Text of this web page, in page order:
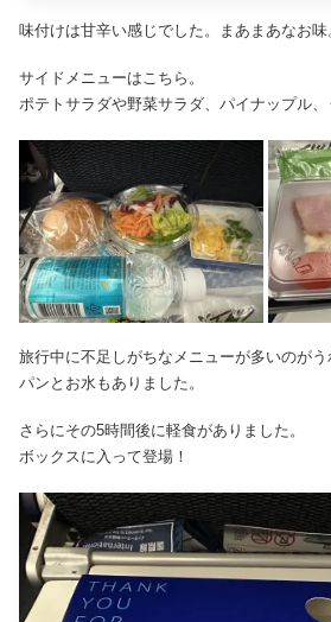
味付けは甘辛い感じでした。まあまあなお味
サイドメニューはこちら。
ポテトサラダや野菜サラダ、パイナップル、
旅行中に不足しがちなメニューが多いのがう
パンとお水もありました。
さらにその5時間後に軽食がありました。
ボックスに入って登場！